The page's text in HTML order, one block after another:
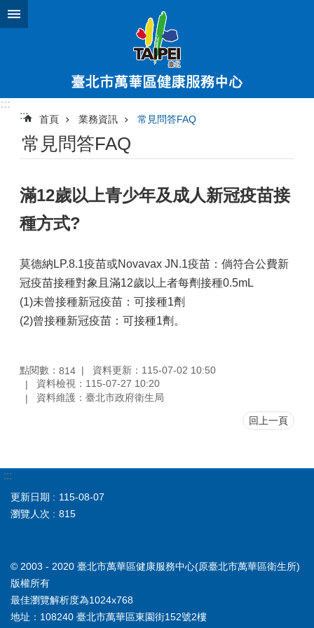
跳到主要內容區塊
:::
:::
首頁 業務資訊 常見問答FAQ
常見問答FAQ
滿12歲以上青少年及成人新冠疫苗接
種方式?
莫德納LP.8.1疫苗或Novavax JN.1疫苗：倘符合公費新
冠疫苗接種對象且滿12歲以上者每劑接種0.5mL
(1)未曾接種新冠疫苗：可接種1劑
(2)曾接種新冠疫苗：可接種1劑。
點閱數： 814
資料更新：115-07-02 10:50
資料檢視：115-07-27 10:20
資料維護：臺北市政府衛生局
回上一頁
:::
更新日期
115-08-07
瀏覽人次
815
© 2003 - 2020 臺北市萬華區健康服務中心(原臺北市萬華區衛生所)
版權所有
最佳瀏覽解析度為1024x768
地址：108240 臺北市萬華區東園街152號2樓